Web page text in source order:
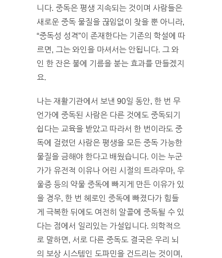
니다. 중독은 평생 지속되는 것이며 사람들은
새로운 중독 물질을 끊임없이 찾을 뿐 아니라,
“중독성 성격”이 존재한다는 기존의 학설에 따
르면, 그는 와인을 마셔서는 안됩니다. 그 와
인 한 잔은 불에 기름을 붇는 효과를 만들겠지
요.
나는 재활기관에서 보낸 90일 동안, 한 번 무
언가에 중독된 사람은 다른 것에도 중독되기
쉽다는 교육을 받았고 따라서 한 번이라도 중
독에 걸렸던 사람은 평생을 모든 중독 가능한
물질을 금해야 한다고 배웠습니다. 이는 누군
가가 유전적 이유나 어린 시절의 트라우마, 우
울증 등의 약물 중독에 빠지게 만든 이유가 있
을 경우, 한 번 헤로인 중독에 빠졌다가 힘들
게 극복한 뒤에도 여전히 알콜에 중독될 수 있
다는 점에서 일리있는 가설입니다. 의학적으
로 말하면, 서로 다른 중독도 결국은 우리 뇌
의 보상 시스템인 도파민을 건드리는 것이며,